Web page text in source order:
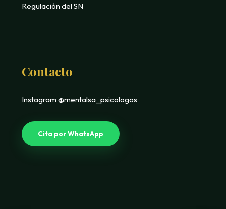
Regulación del SN
Contacto
Instagram @mentalsa_psicologos
Cita por WhatsApp